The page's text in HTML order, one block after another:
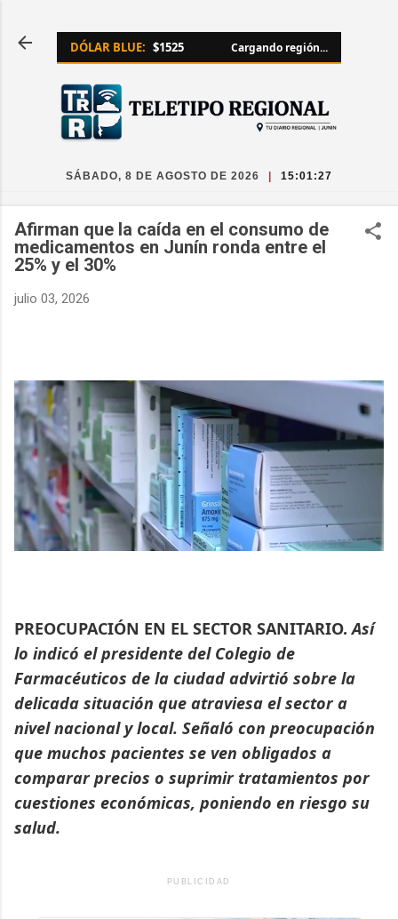
DÓLAR BLUE: $1525 Cargando región...
SÁBADO, 8 DE AGOSTO DE 2026 15:01:28
Afirman que la caída en el consumo de
medicamentos en Junín ronda entre el
25% y el 30%
julio 03, 2026
PREOCUPACIÓN EN EL SECTOR SANITARIO.Así
lo indicó el presidente del Colegio de
Farmacéuticos de la ciudad advirtió sobre la
delicada situación que atraviesa el sector a
nivel nacional y local. Señaló con preocupación
que muchos pacientes se ven obligados a
comparar precios o suprimir tratamientos por
cuestiones económicas, poniendo en riesgo su
salud.
PUBLICIDAD